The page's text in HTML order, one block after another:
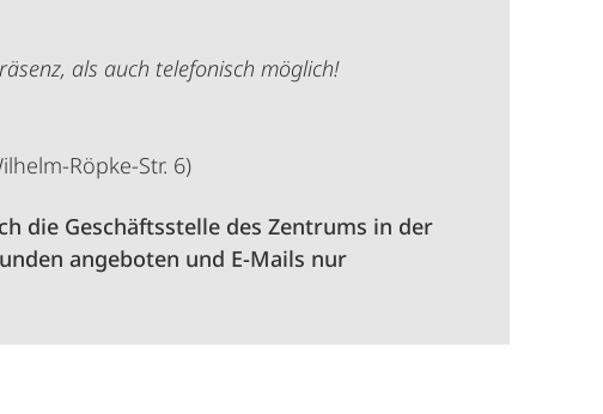
als auch telefonisch möglich!
Röpke-Str. 6)
die Geschäftsstelle des Zentrums in der
angeboten und E-Mails nur